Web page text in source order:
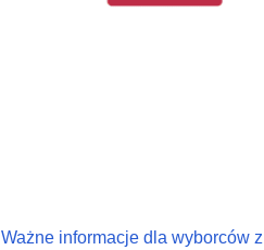
Ważne informacje dla wyborców z